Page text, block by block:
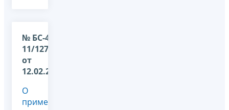
№ БС-4-
11/1279@
от
12.02.2025
О
применении